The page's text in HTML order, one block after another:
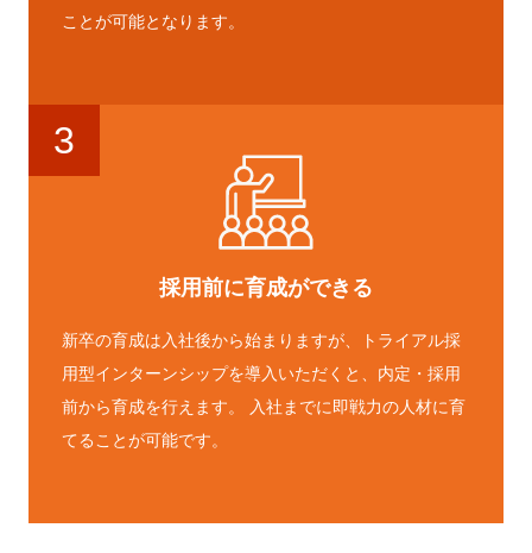
ことが可能となります。
3
採用前に育成ができる
新卒の育成は入社後から始まりますが、トライアル採
用型インターンシップを導入いただくと、内定・採用
前から育成を行えます。 入社までに即戦力の人材に育
てることが可能です。